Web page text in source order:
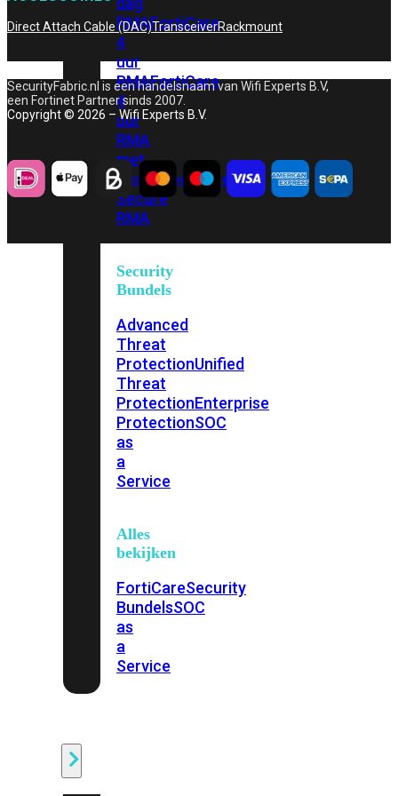
RMAFortiCare
4
uur
RMAFortiCare
4
uur
RMA
met
onsite FortiCare
Secure
RMA
Security
Bundels
Advanced
Threat
ProtectionUnified
Threat
ProtectionEnterprise
ProtectionSOC
as
a
Service
Alles
bekijken
FortiCareSecurity
BundelsSOC
as
a
Service
Direct Attach Cable (DAC)TransceiverRackmount
SecurityFabric.nl is een handelsnaam van Wifi Experts B.V,
een Fortinet Partner sinds 2007.
Copyright © 2026 – Wifi Experts B.V.